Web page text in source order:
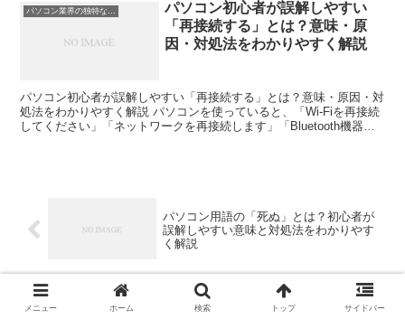
パソコン業界の独特な言い回し
パソコン初心者が誤解しやすい
「再接続する」とは？意味・原
因・対処法をわかりやすく解説
パソコン初心者が誤解しやすい「再接続する」とは？意味・原因・対
処法をわかりやすく解説 パソコンを使っていると、「Wi-Fiを再接続
してください」「ネットワークを再接続します」「Bluetooth機器を
パソコン用語の「死ぬ」とは？初心者が
誤解しやすい意味と対処法をわかりやす
く解説
パソコン初心者が誤解しやすいIT用語
「飛ぶ」とは？意味や原因・対処法をわ
メニュー ホーム 検索 トップ サイドバー